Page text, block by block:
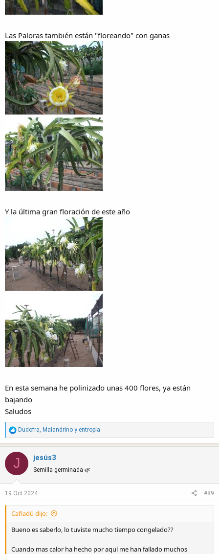
Las Paloras también están "floreando" con ganas
Y la última gran floración de este año
En esta semana he polinizado unas 400 flores, ya están
bajando
Saludos
R
e
c
t
i
o
n
:
Dudofra Malandrino y entropia
J jesús3
Semilla germinada 🌿
19 Oct 2024 #89
Cañadú dijo:
Bueno es saberlo, lo tuviste mucho tiempo congelado??
Cuando mas calor ha hecho por aquí me han fallado muchos